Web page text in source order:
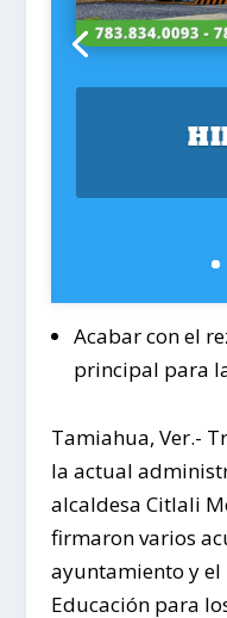
Acabar con el
principal para
Tamiahua, Ver.-
la actual
alcaldesa Citlali
firmaron varios
ayuntamiento y
Educación para